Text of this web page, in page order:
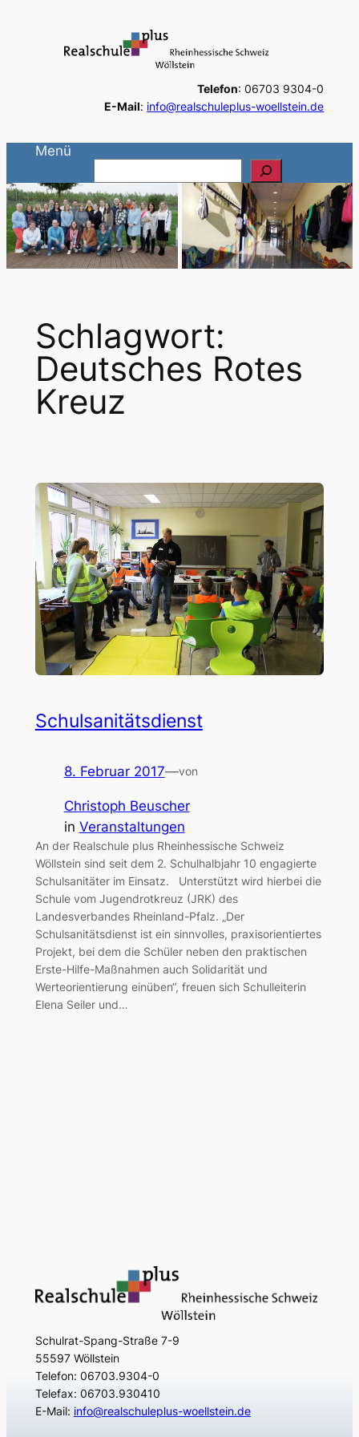
Telefon: 06703 9304-0
E-Mail: info@realschuleplus-woellstein.de
Menü
u
c
h
e
n
Schlagwort:
Deutsches Rotes
Kreuz
Schulsanitätsdienst
8. Februar 2017—von
Christoph Beuscher
in Veranstaltungen
An der Realschule plus Rheinhessische Schweiz
Wöllstein sind seit dem 2. Schulhalbjahr 10 engagierte
Schulsanitäter im Einsatz. Unterstützt wird hierbei die
Schule vom Jugendrotkreuz (JRK) des
Landesverbandes Rheinland-Pfalz. „Der
Schulsanitätsdienst ist ein sinnvolles, praxisorientiertes
Projekt, bei dem die Schüler neben den praktischen
Erste-Hilfe-Maßnahmen auch Solidarität und
Werteorientierung einüben“, freuen sich Schulleiterin
Elena Seiler und…
Schulrat-Spang-Straße 7-9
55597 Wöllstein
Telefon: 06703.9304-0
Telefax: 06703.930410
E-Mail: info@realschuleplus-woellstein.de